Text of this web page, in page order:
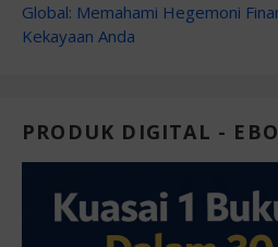
Global: Memahami Hegemoni
Kekayaan Anda
PRODUK DIGITAL -